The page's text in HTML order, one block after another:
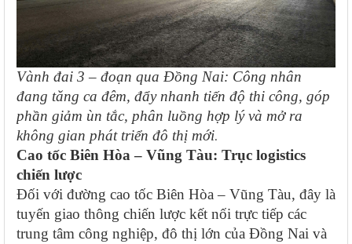
Vành đai 3 – đoạn qua Đồng Nai: Công nhân
đang tăng ca đêm, đẩy nhanh tiến độ thi công, góp
phần giảm ùn tắc, phân luồng hợp lý và mở ra
không gian phát triển đô thị mới.
Cao tốc Biên Hòa – Vũng Tàu: Trục logistics
chiến lược
Đối với đường cao tốc Biên Hòa – Vũng Tàu, đây là
tuyến giao thông chiến lược kết nối trực tiếp các
trung tâm công nghiệp, đô thị lớn của Đồng Nai và